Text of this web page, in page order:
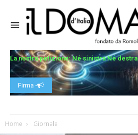
La nostra petizione: Né sinistra Né destra
Firma -
Home Giornale